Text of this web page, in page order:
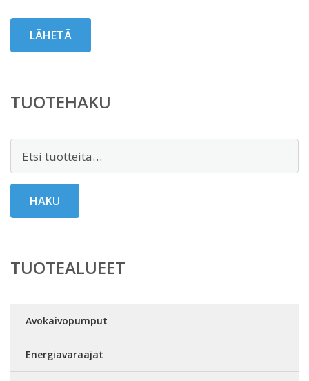
TUOTEHAKU
HAKU
TUOTEALUEET
Avokaivopumput
Energiavaraajat